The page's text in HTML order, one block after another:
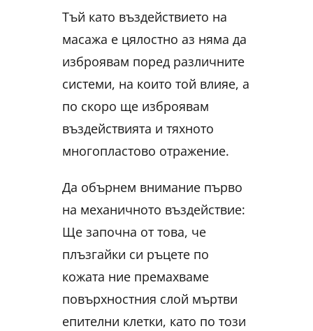
Тъй като въздействието на
масажа е цялостно аз няма да
изброявам поред различните
системи, на които той влияе, а
по скоро ще изброявам
въздействията и тяхното
многопластово отражение.
Да обърнем внимание първо
на механичното въздействие:
Ще започна от това, че
плъзгайки си ръцете по
кожата ние премахваме
повърхностния слой мъртви
епителни клетки, като по този